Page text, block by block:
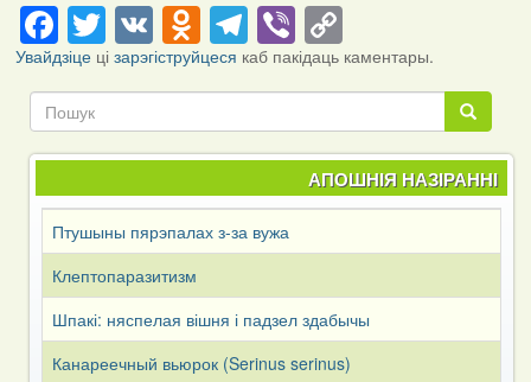
Facebook
Twitter
VKOdnoklassniki
Telegram
ViberCopy
Link
Увайдзіцеці зарэгіструйцеся каб пакідаць каментары.
Пошук
Пошук
АПОШНІЯ НАЗІРАННІ
Птушыны пярэпалах з-за вужа
Клептопаразитизм
Шпакі: няспелая вішня і падзел здабычы
Канареечный вьюрок (Serinus serinus)